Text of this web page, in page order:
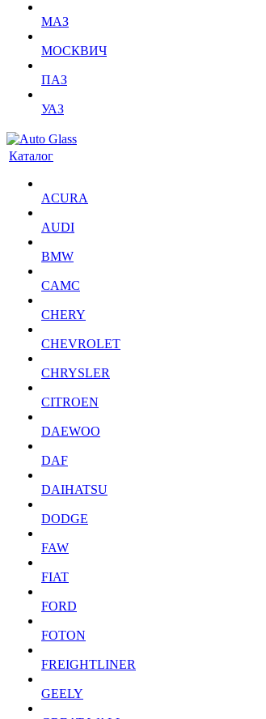
МАЗ
МОСКВИЧ
ПАЗ
УАЗ
Каталог
ACURA
AUDI
BMW
CAMC
CHERY
CHEVROLET
CHRYSLER
CITROEN
DAEWOO
DAF
DAIHATSU
DODGE
FAW
FIAT
FORD
FOTON
FREIGHTLINER
GEELY